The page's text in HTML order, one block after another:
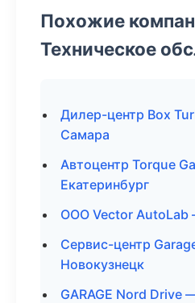
Похожие
Техническое
Дилер-центр Box
Самара
Автоцентр Torque
Екатеринбург
ООО Vector AutoLab
Сервис-центр
Новокузнецк
GARAGE Nord Drive